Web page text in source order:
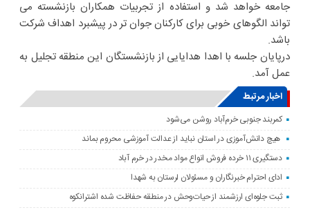
جامعه خواهد شد و استفاده از تجربیات همکاران بازنشسته می
تواند الگوهای خوبی برای کارکنان جوان تر در پیشبرد اهداف شرکت
باشد.
درپایان جلسه با اهدا هدایایی از بازنشستگان این منطقه تجلیل به
عمل آمد.
اخبار مرتبط
کمربند جنوبی خرم‌‌آباد روشن می‌شود
هیچ دانش‌آموزی در استان نباید از عدالت آموزشی محروم بماند
دستگیری ۱۱ خرده فروش انواع مواد مخدر در خرم آباد
ادای احترام خبرنگاران و مسئولان لرستان به شهدا
ثبت جلوه‌ای ارزشمند از حیات‌وحش در منطقه حفاظت شده اشترانکوه